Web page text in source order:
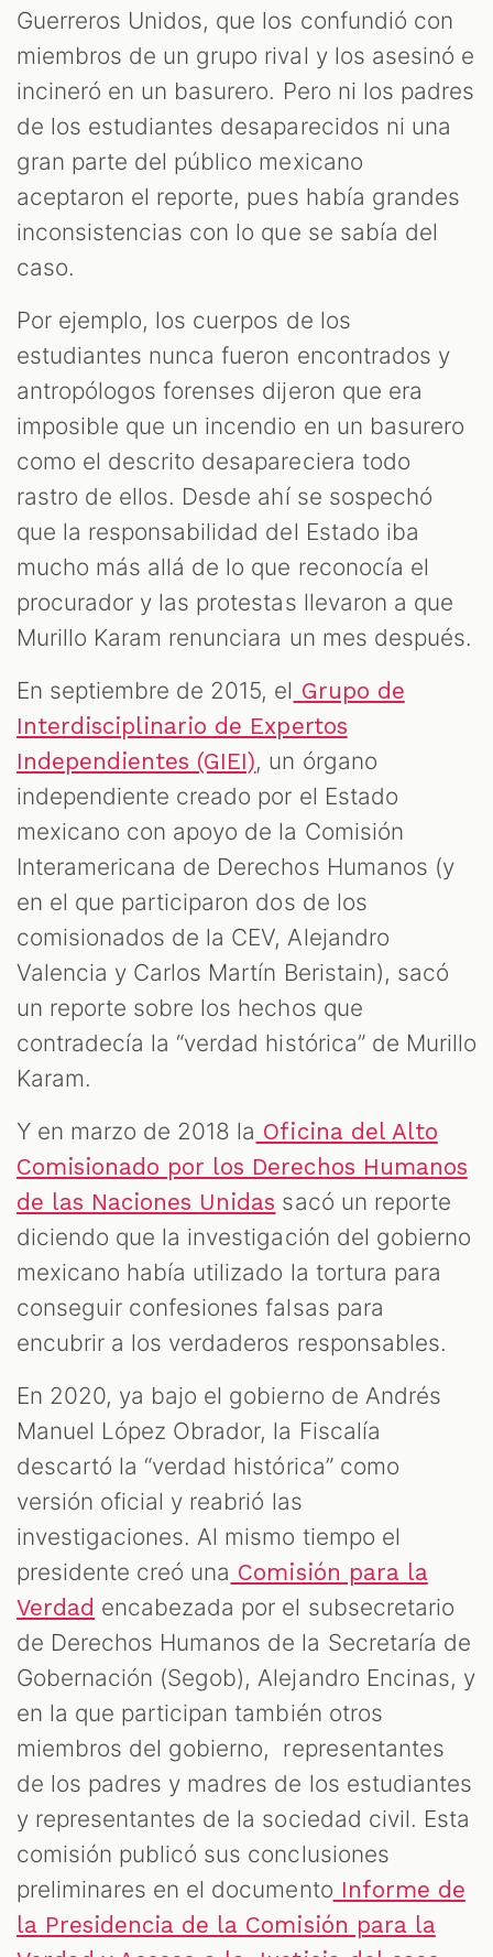
Guerreros Unidos, que los confundió con
miembros de un grupo rival y los asesinó e
incineró en un basurero. Pero ni los padres
de los estudiantes desaparecidos ni una
gran parte del público mexicano
aceptaron el reporte, pues había grandes
inconsistencias con lo que se sabía del
caso.
Por ejemplo, los cuerpos de los
estudiantes nunca fueron encontrados y
antropólogos forenses dijeron que era
imposible que un incendio en un basurero
como el descrito desapareciera todo
rastro de ellos. Desde ahí se sospechó
que la responsabilidad del Estado iba
mucho más allá de lo que reconocía el
procurador y las protestas llevaron a que
Murillo Karam renunciara un mes después.
En septiembre de 2015, el Grupo de
Interdisciplinario de Expertos
Independientes (GIEI), un órgano
independiente creado por el Estado
mexicano con apoyo de la Comisión
Interamericana de Derechos Humanos (y
en el que participaron dos de los
comisionados de la CEV, Alejandro
Valencia y Carlos Martín Beristain), sacó
un reporte sobre los hechos que
contradecía la “verdad histórica” de Murillo
Karam.
Y en marzo de 2018 la Oficina del Alto
Comisionado por los Derechos Humanos
de las Naciones Unidas sacó un reporte
diciendo que la investigación del gobierno
mexicano había utilizado la tortura para
conseguir confesiones falsas para
encubrir a los verdaderos responsables.
En 2020, ya bajo el gobierno de Andrés
Manuel López Obrador, la Fiscalía
descartó la “verdad histórica” como
versión oficial y reabrió las
investigaciones. Al mismo tiempo el
presidente creó una Comisión para la
Verdad encabezada por el subsecretario
de Derechos Humanos de la Secretaría de
Gobernación (Segob), Alejandro Encinas, y
en la que participan también otros
miembros del gobierno, representantes
de los padres y madres de los estudiantes
y representantes de la sociedad civil. Esta
comisión publicó sus conclusiones
preliminares en el documento Informe de
la Presidencia de la Comisión para la